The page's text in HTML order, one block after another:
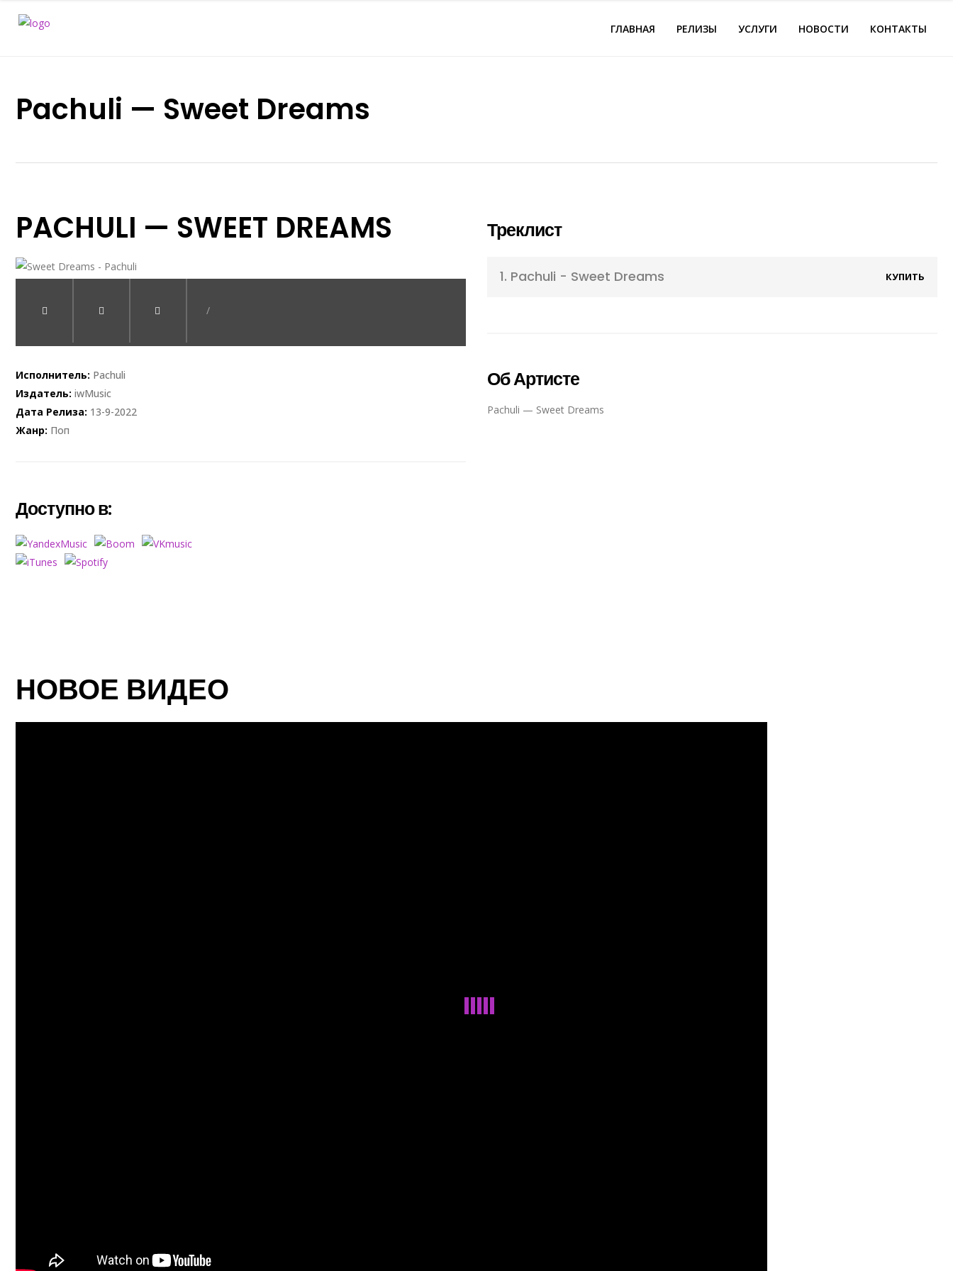
ГЛАВНАЯ РЕЛИЗЫ УСЛУГИ НОВОСТИ КОНТАКТЫ
Pachuli — Sweet Dreams
PACHULI — SWEET DREAMS
/
Исполнитель: Pachuli
Издатель: iwMusic
Дата Релиза: 13-9-2022
Жанр: Поп
Доступно в:
Треклист
1. Pachuli - Sweet Dreams КУПИТЬ
Об Артисте
Pachuli — Sweet Dreams
НОВОЕ ВИДЕО